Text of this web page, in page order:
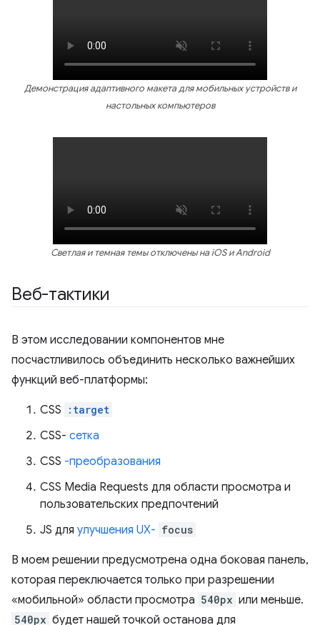
Демонстрация адаптивного макета для мобильных устройств и
настольных компьютеров
Светлая и темная темы отключены на iOS и Android
Веб-тактики
В этом исследовании компонентов мне
посчастливилось объединить несколько важнейших
функций веб-платформы:
CSS :target
CSS- сетка
CSS -преобразования
CSS Media Requests для области просмотра и
пользовательских предпочтений
JS для улучшения UX- focus
В моем решении предусмотрена одна боковая панель,
которая переключается только при разрешении
«мобильной» области просмотра 540px или меньше.
540px будет нашей точкой останова для